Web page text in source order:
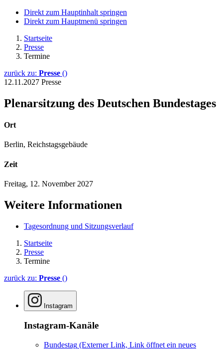
Direkt zum Hauptinhalt springen
Direkt zum Hauptmenü springen
Startseite
Presse
Termine
zurück zu: Presse ()
12.11.2027 Presse
Plenarsitzung des Deutschen Bundestages
Ort
Berlin, Reichstagsgebäude
Zeit
Freitag, 12. November 2027
Weitere Informationen
Tagesordnung und Sitzungsverlauf
Startseite
Presse
Termine
zurück zu: Presse ()
Instagram
Instagram-Kanäle
Bundestag (Externer Link, Link öffnet ein neues